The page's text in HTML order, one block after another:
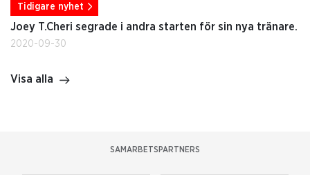
Tidigare nyhet
Joey T.Cheri segrade i andra starten för sin nya tränare.
2020-09-30
Visa alla
SAMARBETSPARTNERS